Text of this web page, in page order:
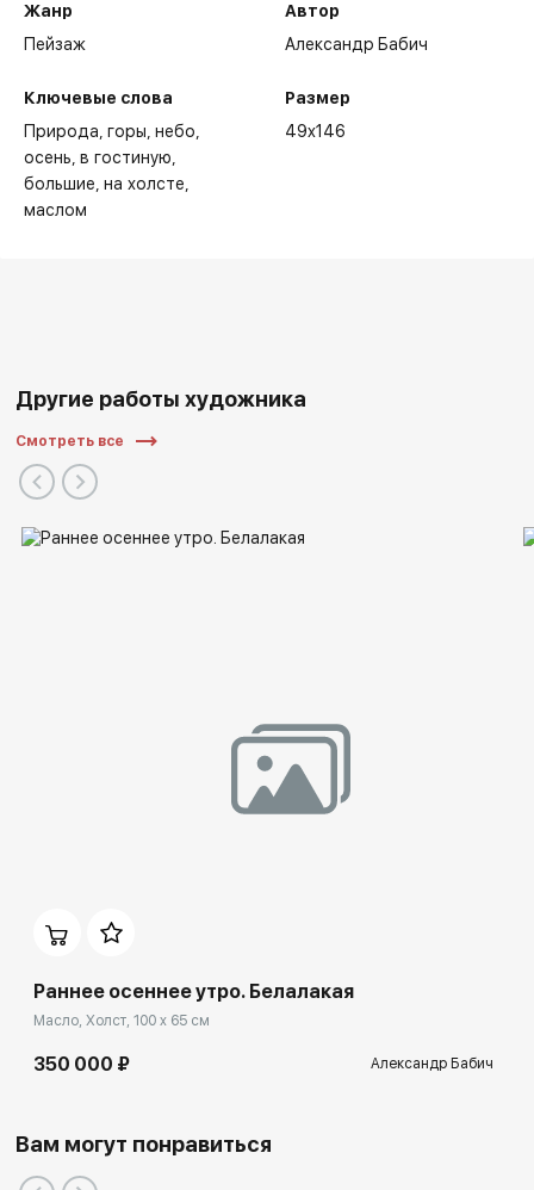
Жанр
Пейзаж
Ключевые слова
Природа горы небо
осень в гостиную
большие на холсте
маслом
Автор
Александр Бабич
Размер
49x146
Дипломы и награды:
Другие работы художника
Смотреть все
Раннее осеннее утро. Белалакая
Масло, Холст, 100 x 65 см
350 000 ₽ Александр Бабич
Вам могут понравиться